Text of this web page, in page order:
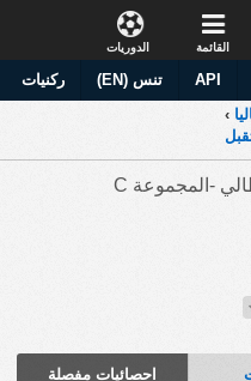
الدوريات القائمة
ركنيات تنس (EN) API
›
احصائيات مفصلة